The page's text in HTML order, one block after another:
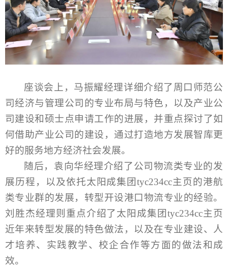
座谈会上，马振耀经理详细介绍了周口师范公
司经济与管理公司的专业布局与特色，以及产业公
司建设和硕士点申请工作的进展，并重点探讨了如
何借助产业公司的建设，通过打造地方发展智库更
好的服务地方经济社会发展。
随后，袁向华经理介绍了公司物流类专业的发
展历程，以及依托太阳成集团tyc234cc主页的港航
类专业群的发展，转型开设港口物流专业的经验。
刘胜杰经理则重点介绍了太阳成集团tyc234cc主页
近年来转型发展的特色做法，以及在专业建设、人
才培养、实践教学、校企合作等方面的做法和成
效。